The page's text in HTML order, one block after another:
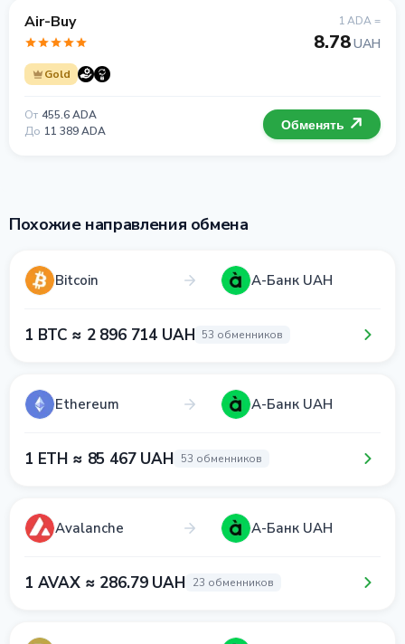
Air-Buy
Gold
1 ADA =
8.78UAH
От 455.6 ADA
До 11 389 ADA Обменять
Похожие направления обмена
Bitcoin А-Банк UAH
1 BTC ≈ 2 896 714 UAH 53 обменников
Ethereum А-Банк UAH
1 ETH ≈ 85 467 UAH 53 обменников
Avalanche А-Банк UAH
1 AVAX ≈ 286.79 UAH 23 обменников